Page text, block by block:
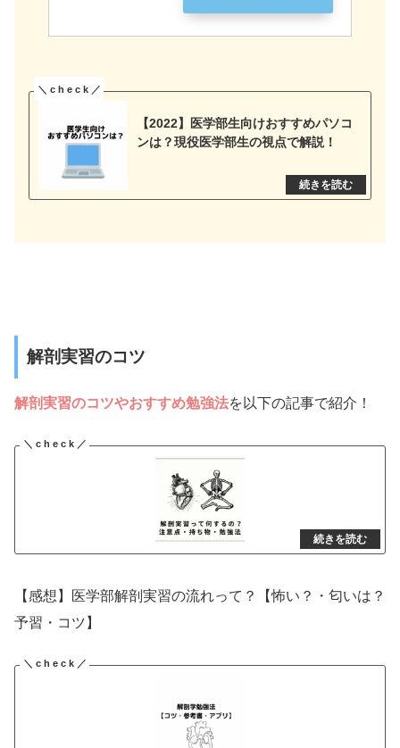
【2022】医学部生向けおすすめパソコ
ンは？現役医学部生の視点で解説！
解剖実習のコツ
解剖実習のコツやおすすめ勉強法を以下の記事で紹介！
【感想】医学部解剖実習の流れって？【怖い？・匂いは？
予習・コツ】